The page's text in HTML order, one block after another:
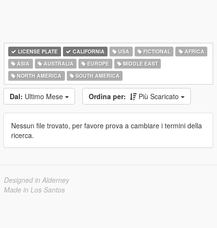
LICENSE PLATE CALIFORNIA USA FICTIONAL
AFRICA
ASIA
AUSTRALIA EUROPE
MIDDLE EAST
NORTH AMERICA
SOUTH AMERICA
Dal: Ultimo Mese Ordina per: Più Scaricato
Nessun file trovato, per favore prova a cambiare i termini della
ricerca.
Designed in Alderney
Made in Los Santos